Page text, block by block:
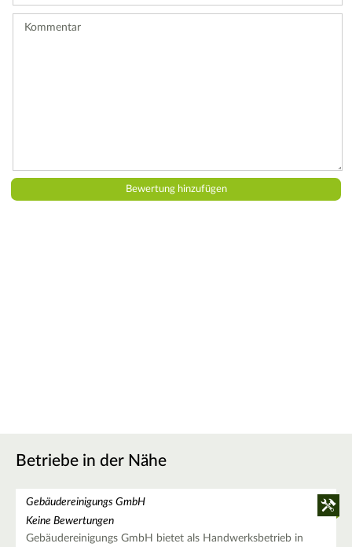
Betriebe in der Nähe
Gebäudereinigungs GmbH
Keine Bewertungen
Gebäudereinigungs GmbH bietet als Handwerksbetrieb in